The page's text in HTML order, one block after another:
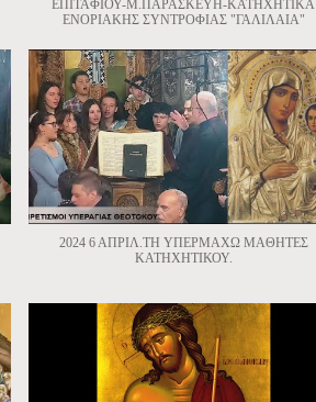
ΕΠΙΤΑΦΙΟΥ-Μ.ΠΑΡΑΣΚΕΥΗ-ΚΑΤΗΧΗΤΙΚΑ
ΕΝΟΡΙΑΚΗΣ ΣΥΝΤΡΟΦΙΑΣ "ΓΑΛΙΛΑΙΑ"
2024 6 ΑΠΡΙΛ.ΤΗ ΥΠΕΡΜΑΧΩ ΜΑΘΗΤΕΣ
ΚΑΤΗΧΗΤΙΚΟΥ.